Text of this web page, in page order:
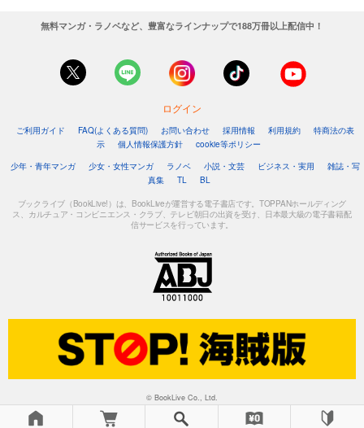
無料マンガ・ラノベなど、豊富なラインナップで188万冊以上配信中！
ログイン
ご利用ガイド FAQ(よくある質問) お問い合わせ 採用情報 利用規約
特商法の表
示
個人情報保護方針
cookie等ポリシー
少年・青年マンガ
少女・女性マンガ ラノベ 小説・文芸 ビジネス・実用
雑誌・写
真集
TL BL
ブックライブ（BookLive!）は、BookLiveが運営する電子書店です。TOPPANホールディング
ス、カルチュア・コンビニエンス・クラブ、テレビ朝日の出資を受け、日本最大級の電子書籍配
信サービスを行っています。
© BookLive Co., Ltd.